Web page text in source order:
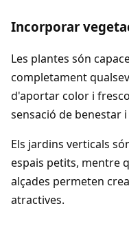
Incorporar
Les plantes són
completament
d'aportar color i
sensació de benestar
Els jardins verticals
espais petits, mentre
alçades permeten
atractives.